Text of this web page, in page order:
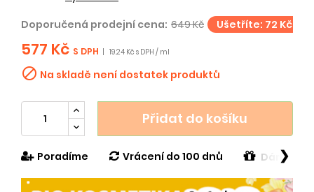
Doporučená prodejní cena: 649 Kč Ušetříte: 72 Kč
577 Kč S DPH 19.24 Kč s DPH / ml
 Na skladě není dostatek produktů
Přidat do košíku
Poradíme Vrácení do 100 dnů Dárek v
❯